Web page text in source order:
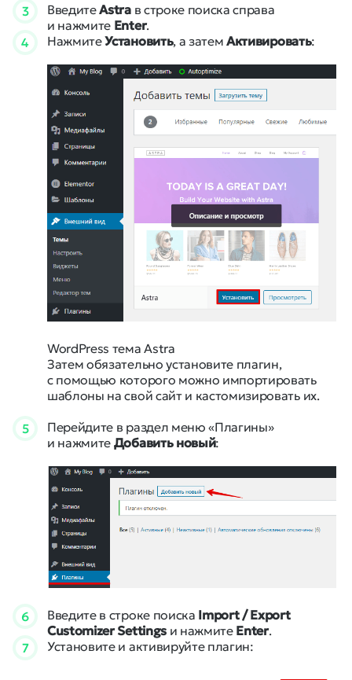
3 ВведитеAstraв строке поиска справа
и нажмите Enter.
4
НажмитеУстановить, а затемАктивировать:
WordPress тема Astra
Затем обязательно установите плагин,
с помощью которого можно импортировать
шаблоны на свой сайт и кастомизировать их.
5
Перейдите в раздел меню «Плагины»
и нажмите Добавить новый:
6 Введите в строке поиска Import / Export
Customizer Settingsи нажмите Enter.
7
Установите и активируйте плагин: